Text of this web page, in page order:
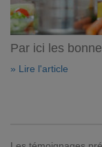
Par ici les
» Lire l'article